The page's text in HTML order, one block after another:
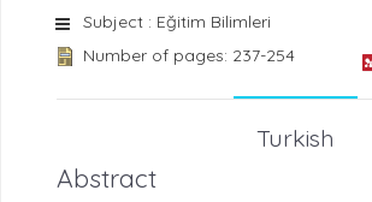
Subject : Eğitim Bilimleri
Number of pages: 237-254
Turkish
Abstract